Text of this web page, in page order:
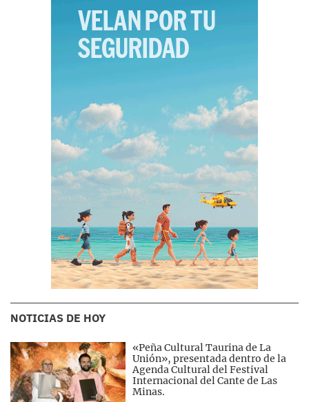
NOTICIAS DE HOY
«Peña Cultural Taurina de La
Unión», presentada dentro de la
Agenda Cultural del Festival
Internacional del Cante de Las
Minas.